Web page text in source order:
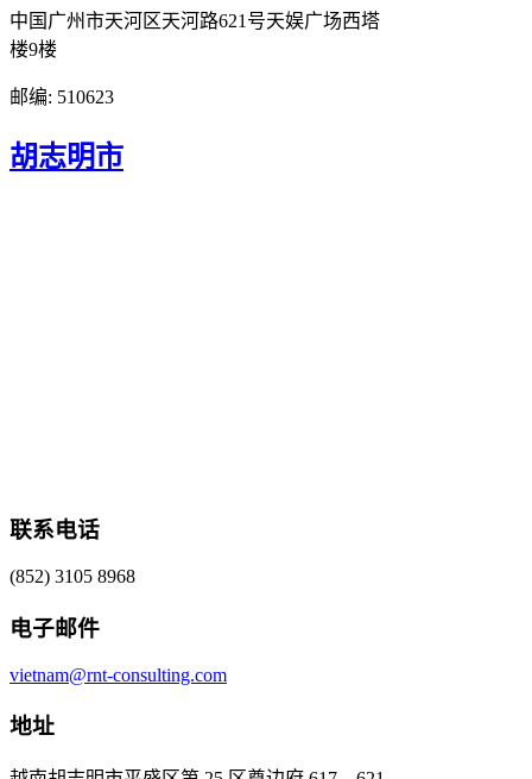
中国广州市天河区天河路621号天娱广场西塔
楼9楼
邮编: 510623
胡志明市
联系电话
(852) 3105 8968
电子邮件
vietnam@rnt-consulting.com
地址